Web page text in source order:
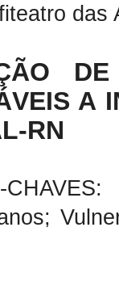
das
A
RN
CHAVES: